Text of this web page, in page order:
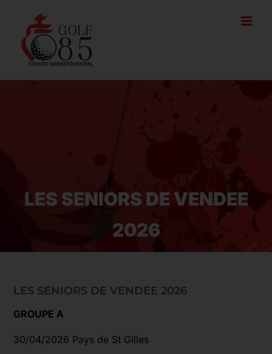
contenu
LES SENIORS DE VENDEE
2026
LES SENIORS DE VENDEE 2026
GROUPE A
30/04/2026 Pays de St Gilles